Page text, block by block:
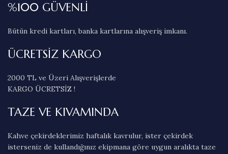
%100 GÜVENLİ
Bütün kredi kartları, banka kartlarına alışveriş imkanı.
ÜCRETSİZ KARGO
2000 TL ve Üzeri Alışverişlerde
KARGO ÜCRETSİZ !
TAZE VE KIVAMINDA
Kahve çekirdeklerimiz haftalık kavrulur, ister çekirdek
isterseniz de kullandığınız ekipmana göre uygun aralıkta taze